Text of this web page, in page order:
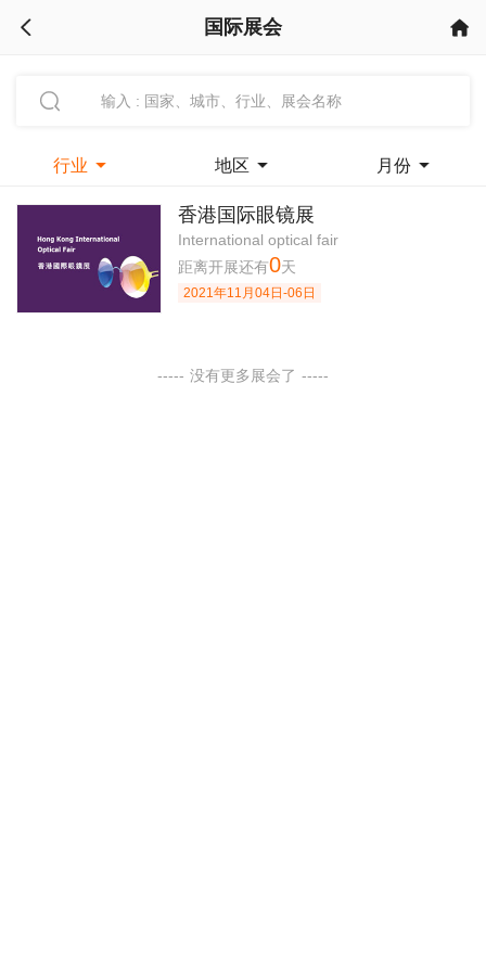
 国际展会 

行业  地区  月份 
香港国际眼镜展
International optical fair
距离开展还有0天
2021年11月04日-06日
----- 没有更多展会了 -----